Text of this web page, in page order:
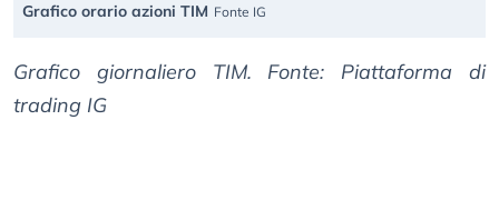
Grafico orario azioni TIM Fonte IG
Grafico giornaliero TIM. Fonte: Piattaforma di
trading IG